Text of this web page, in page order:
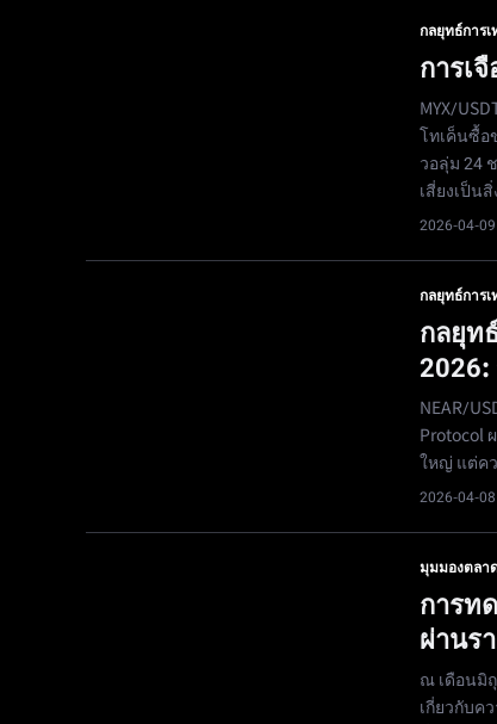
กลยุทธ์การเ
การเ
MYX/
โทเค็นซื้อ
วอลุ่ม 24
เสี่ยงเป็น
2026-04-09
กลยุทธ์การเ
กลยุท
2026:
NEAR/
Protocol
ใหญ่ แต่ค
2026-04-08
มุมมองตลา
การท
ผ่านร
ณ เดือนมิ
เกี่ยวกับค